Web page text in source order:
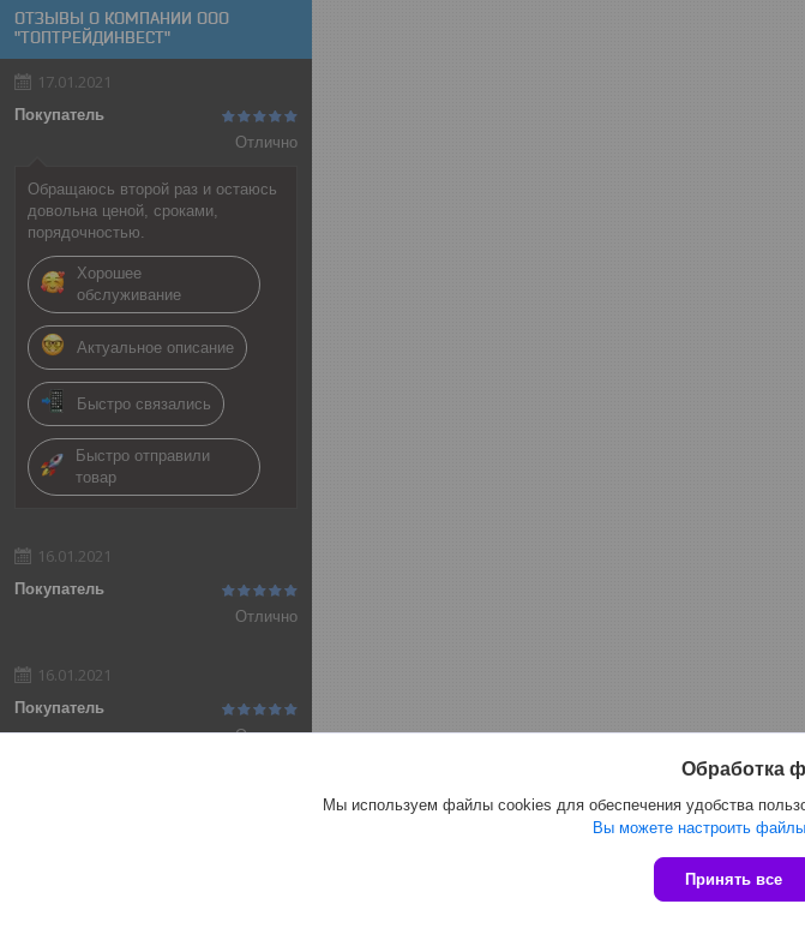
ОТЗЫВЫ О КОМПАНИИ ООО
"ТОПТРЕЙДИНВЕСТ"
17.01.2021
Покупатель
Отлично
Обращаюсь второй раз и остаюсь
довольна ценой, сроками,
порядочностью.
Хорошее
обслуживание
Актуальное описание
Быстро связались
Быстро отправили
товар
16.01.2021
Покупатель
Отлично
16.01.2021
Покупатель
Отлично
Сайт создан на
Политика
Обработка
Мы используем файлы cookies для обеспечения удобства
Вы можете настроить
Принять все